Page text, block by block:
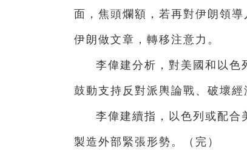
面，焦頭爛額，若再對伊朗領
伊朗做文章，轉移注意力。
李偉建分析，對美國和以色
鼓動支持反對派輿論戰、破壞經
李偉建續指，以色列或配合
製造外部緊張形勢。（完）